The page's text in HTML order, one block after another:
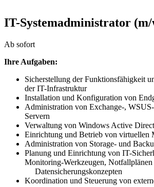
IT-Systemadministrator
Ab sofort
Ihre Aufgaben:
Sicherstellung der Funktionsfähigkeit
der IT-Infrastruktur
Installation und Konfiguration von
Administration von Exchange-,
Servern
Verwaltung von Windows Active
Einrichtung und Betrieb von virtuellen
Administration von Storage- und
Planung und Einrichtung von IT-
Monitoring-Werkzeugen, Notfallplänen
Datensicherungskonzepten
Koordination und Steuerung von